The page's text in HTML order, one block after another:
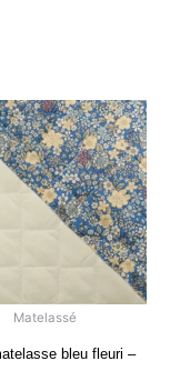
Matelassé
bleu fleuri –